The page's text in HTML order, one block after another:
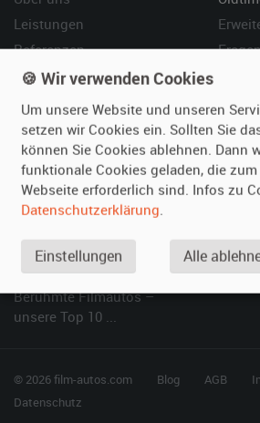
Leistungen
Referenzen
Kundenmeinungen
Vermieten
Oldtimer anmelden
Fotos senden
Fragen für Vermieter
Hilfe
So
SPECIAL
Berühmte Filmautos –
unsere Top 10 ...
© 2026 film-autos.com Blog AGB
Datenschutz
🍪 Wir verwenden Cookies
Um unsere Website und unseren
setzen wir Cookies ein. Sollten Sie
können Sie Cookies ablehnen. Dann
funktionale Cookies geladen, die
Webseite erforderlich sind. Infos zu
Datenschutzerklärung.
Einstellungen Alle